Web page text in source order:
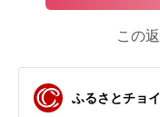
この
ふるさとチョ